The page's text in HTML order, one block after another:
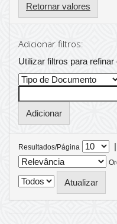
Retornar valores
Adicionar filtros:
Utilizar filtros para
Resultados/Página |